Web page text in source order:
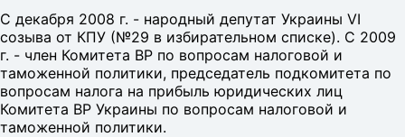
С декабря 2008 г. - народный депутат Украины VI
созыва от КПУ (№29 в избирательном списке). С 2009
г. - член Комитета ВР по вопросам налоговой и
таможенной политики, председатель подкомитета по
вопросам налога на прибыль юридических лиц
Комитета ВР Украины по вопросам налоговой и
таможенной политики.